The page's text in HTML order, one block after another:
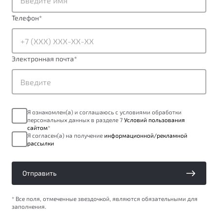
Яркий кроссовер
от 2 219 990 ₽*
Обзор
S50
Элегантный и практичный седан
Автокредит
Трейд-ин
Страхование
Расчет КАСКО
Узнайте о специальных выгодах при покупке
ПОДДЕРЖКА
Гарантия Belgee
Belgee Линк
Belgee Клуб
Belgee Плюс
Клиентская поддержка
Помощь на дорогах
О дилерском центре
Правовая информация
Телефон*
Электронная почта*
Я ознакомлен(а) и соглашаюсь с условиями обработки
персональных данных в разделе 7 Условий пользования
сайтом*
Я согласен(а) на получение информационной/рекламной
рассылки
Отправить
* Все поля, отмеченные звездочкой, являются обязательными для
заполнения.